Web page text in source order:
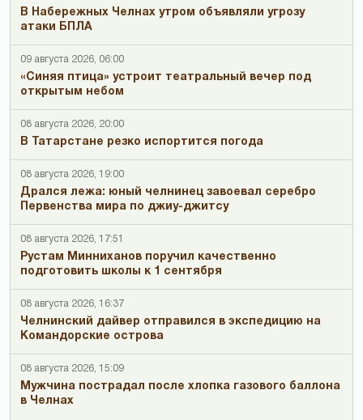
В Набережных Челнах утром объявляли угрозу
атаки БПЛА
09 августа 2026, 06:00
«Синяя птица» устроит театральный вечер под
открытым небом
08 августа 2026, 20:00
В Татарстане резко испортится погода
08 августа 2026, 19:00
Дрался лежа: юный челнинец завоевал серебро
Первенства мира по джиу-джитсу
08 августа 2026, 17:51
Рустам Минниханов поручил качественно
подготовить школы к 1 сентября
08 августа 2026, 16:37
Челнинский дайвер отправился в экспедицию на
Командорские острова
08 августа 2026, 15:09
Мужчина пострадал после хлопка газового баллона
в Челнах